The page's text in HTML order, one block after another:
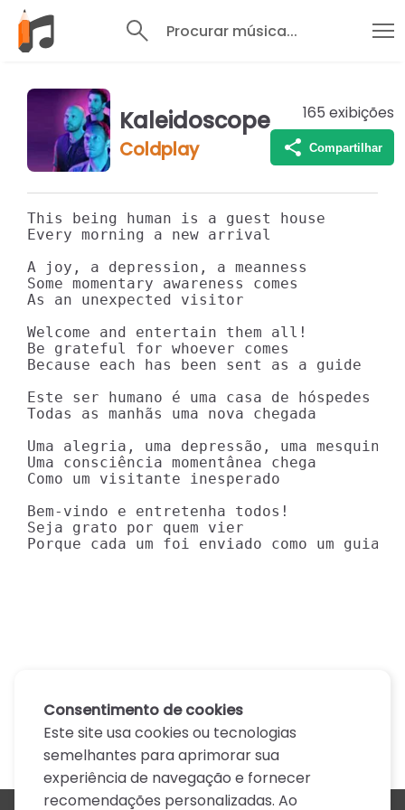
Procurar música...
Kaleidoscope
Coldplay
165 exibições
Compartilhar
This being human is a guest house
Every morning a new arrival
A joy, a depression, a meanness
Some momentary awareness comes
As an unexpected visitor
Welcome and entertain them all!
Be grateful for whoever comes
Because each has been sent as a guide
Este ser humano é uma casa de hóspedes
Todas as manhãs uma nova chegada
Uma alegria, uma depressão, uma
Uma consciência momentânea chega
Como um visitante inesperado
Bem-vindo e entretenha todos!
Seja grato por quem vier
Porque cada um foi enviado como um guia
Consentimento de cookies
Este site usa cookies ou tecnologias
semelhantes para aprimorar sua
experiência de navegação e fornecer
recomendações personalizadas. Ao